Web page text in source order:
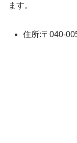
ます。
住所:〒040-